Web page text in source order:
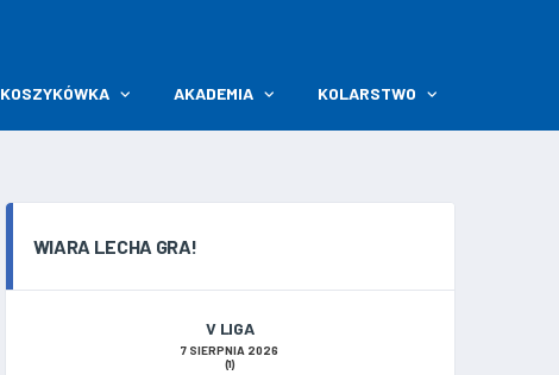
KOSZYKÓWKA AKADEMIA KOLARSTWO
WIARA LECHA GRA!
V LIGA
7 SIERPNIA 2026
(1)